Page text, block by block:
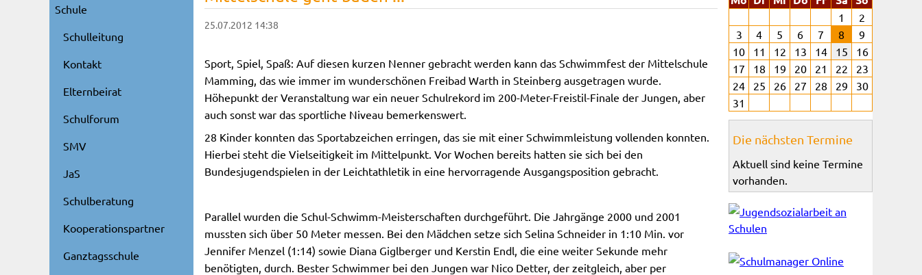
25.07.2012 14:38
Sport, Spiel, Spaß: Auf diesen kurzen Nenner gebracht werden kann das Schwimmfest der Mittelschule
Mamming, das wie immer im wunderschönen Freibad Warth in Steinberg ausgetragen wurde.
Höhepunkt der Veranstaltung war ein neuer Schulrekord im 200-Meter-Freistil-Finale der Jungen, aber
auch sonst war das sportliche Niveau bemerkenswert.
28 Kinder konnten das Sportabzeichen erringen, das sie mit einer Schwimmleistung vollenden konnten.
Hierbei steht die Vielseitigkeit im Mittelpunkt. Vor Wochen bereits hatten sie sich bei den
Bundesjugendspielen in der Leichtathletik in eine hervorragende Ausgangsposition gebracht.
Parallel wurden die Schul-Schwimm-Meisterschaften durchgeführt. Die Jahrgänge 2000 und 2001
mussten sich über 50 Meter messen. Bei den Mädchen setze sich Selina Schneider in 1:10 Min. vor
Jennifer Menzel (1:14) sowie Diana Giglberger und Kerstin Endl, die eine weiter Sekunde mehr
benötigten, durch. Bester Schwimmer bei den Jungen war Nico Detter, der zeitgleich, aber per
Schule
Schulleitung
Kontakt
Elternbeirat
Schulforum
SMV
JaS
Schulberatung
Kooperationspartner
Ganztagsschule
1
2
3
4 5 6 7 8
9
10
11 12 13 14 15
16
17
18 19 20 21 22
23
24
25 26 27 28 29
30
31
Die nächsten Termine
Aktuell sind keine Termine
vorhanden.